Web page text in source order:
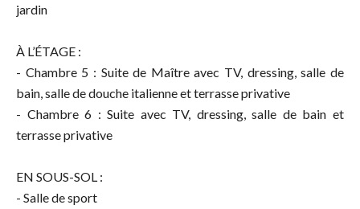
jardin
À L’ÉTAGE :
- Chambre 5 : Suite de Maître avec TV, dressing, salle de
bain, salle de douche italienne et terrasse privative
- Chambre 6 : Suite avec TV, dressing, salle de bain et
terrasse privative
EN SOUS-SOL :
- Salle de sport